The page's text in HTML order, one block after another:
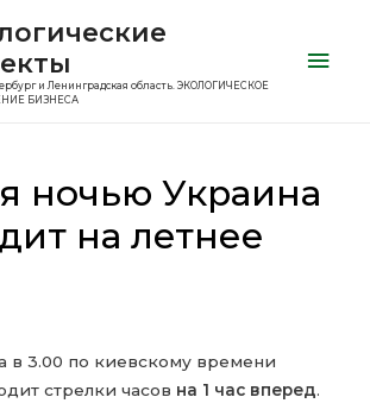
и Ленинградская область. ЭКОЛОГИЧЕСКОЕ
БИЗНЕСА
ночью Украина
на летнее
в 3.00 по киевскому времени
стрелки часов на 1 час вперед.